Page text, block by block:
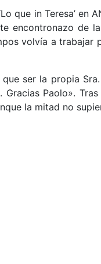
que in Teresa’ en
encontronazo de
volvía a trabajar
ser la propia
Paolo».
la mitad no